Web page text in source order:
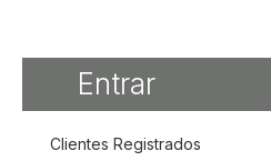
Entrar
Clientes Registrados